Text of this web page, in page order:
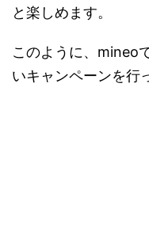
と楽しめます。
このように、mineo
いキャンペーンを行